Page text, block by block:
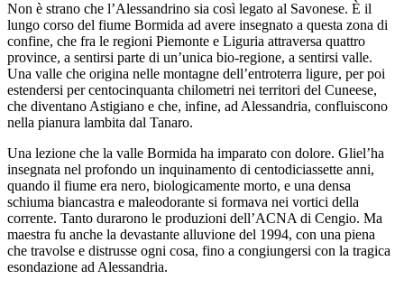
Non è strano che l’Alessandrino sia così legato al Savonese. È il
lungo corso del fiume Bormida ad avere insegnato a questa zona di
confine, che fra le regioni Piemonte e Liguria attraversa quattro
province, a sentirsi parte di un’unica bio-regione, a sentirsi valle.
Una valle che origina nelle montagne dell’entroterra ligure, per poi
estendersi per centocinquanta chilometri nei territori del Cuneese,
che diventano Astigiano e che, infine, ad Alessandria, confluiscono
nella pianura lambita dal Tanaro.
Una lezione che la valle Bormida ha imparato con dolore. Gliel’ha
insegnata nel profondo un inquinamento di centodiciassette anni,
quando il fiume era nero, biologicamente morto, e una densa
schiuma biancastra e maleodorante si formava nei vortici della
corrente. Tanto durarono le produzioni dell’ACNA di Cengio. Ma
maestra fu anche la devastante alluvione del 1994, con una piena
che travolse e distrusse ogni cosa, fino a congiungersi con la tragica
esondazione ad Alessandria.